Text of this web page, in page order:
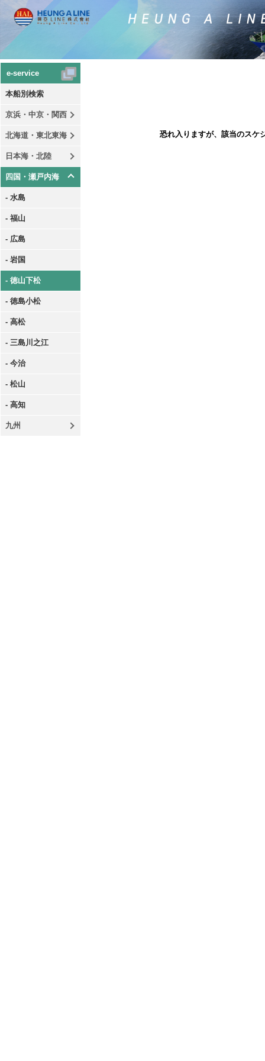
e-service
本船別検索
京浜・中京・関西
北海道・東北東海
日本海・北陸
四国・瀬戸内海
- 水島
- 福山
- 広島
- 岩国
- 徳山下松
- 徳島小松
- 高松
- 三島川之江
- 今治
- 松山
- 高知
九州
恐れ入りますが、該当のスケ